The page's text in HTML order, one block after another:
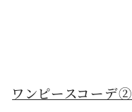
ワンピースコーデ②